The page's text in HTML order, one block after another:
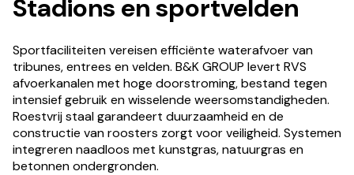
Stadions en sportvelden
Sportfaciliteiten vereisen efficiënte waterafvoer van
tribunes, entrees en velden. B&K GROUP levert RVS
afvoerkanalen met hoge doorstroming, bestand tegen
intensief gebruik en wisselende weersomstandigheden.
Roestvrij staal garandeert duurzaamheid en de
constructie van roosters zorgt voor veiligheid. Systemen
integreren naadloos met kunstgras, natuurgras en
betonnen ondergronden.